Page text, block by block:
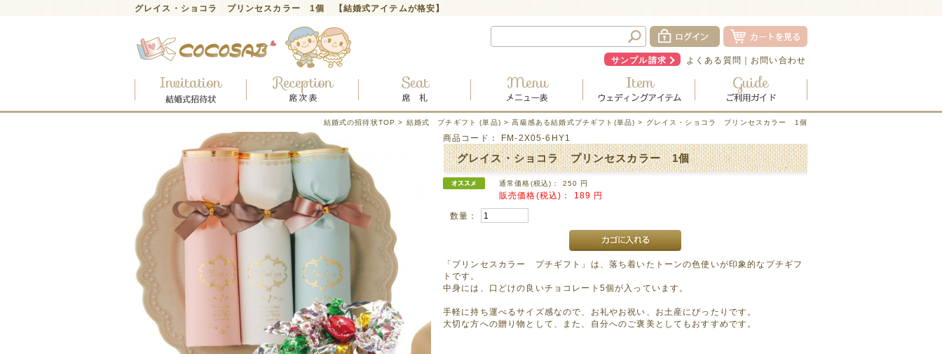
グレイス・ショコラ プリンセスカラー 1個 【結婚式アイテムが格安】
サンプル請求 よくある質問 ｜ お問い合わせ
結婚式の招待状TOP > 結婚式 プチギフト (単品) >高級感ある結婚式プチギフト(単品) > グレイス・ショコラ プリンセスカラー 1個
商品コード： FM-2X05-6HY1
グレイス・ショコラ プリンセスカラー 1個
通常価格(税込)： 250 円
販売価格(税込)： 189 円
数量：
「プリンセスカラー プチギフト」は、落ち着いたトーンの色使いが印象的なプチギフ
トです。
中身には、口どけの良いチョコレート5個が入っています。
手軽に持ち運べるサイズ感なので、お礼やお祝い、お土産にぴったりです。
大切な方への贈り物として、また、自分へのご褒美としてもおすすめです。